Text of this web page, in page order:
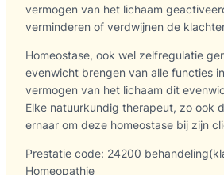
vermogen van het lichaam
verminderen of verdwijnen de
Homeostase, ook wel zelfregulatie
evenwicht brengen van alle functies
vermogen van het lichaam dit
Elke natuurkundig therapeut, zo ook
ernaar om deze homeostase bij zijn
Prestatie code: 24200
Homeopathie